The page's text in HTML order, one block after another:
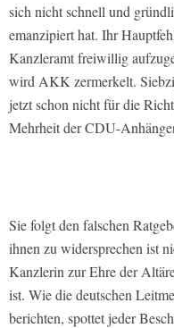
sich nicht schnell und
emanzipiert hat. Ihr
Kanzleramt freiwillig
wird AKK zermerkelt.
jetzt schon nicht für die
Mehrheit der CDU-
Sie folgt den falschen
ihnen zu widersprechen ist
Kanzlerin zur Ehre der
ist. Wie die deutschen
berichten, spottet jeder